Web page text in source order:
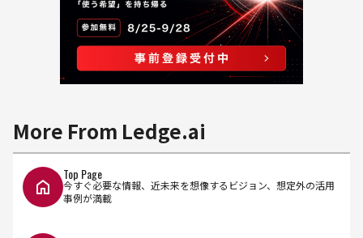
More From Ledge.ai
Top Page
今すぐ必要な情報、近未来を想像するビジョン、想定外の活用
事例が満載